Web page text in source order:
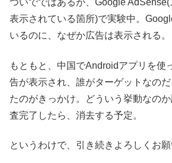
ついでではあるが、Google
表示されている箇所)で実験中。
いるのに、なぜか広告は表示される。
もともと、中国でAndroidアプリを使
告が表示され、誰がターゲットなの
たのがきっかけ。どういう挙動なの
査完了したら、消去する予定。
というわけで、引き続きよろしくお願